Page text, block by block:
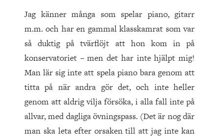
Jag känner många som spelar piano, gitarr
m.m. och har en gammal klasskamrat som var
så duktig på tvärflöjt att hon kom in på
konservatoriet – men det har inte hjälpt mig!
Man lär sig inte att spela piano bara genom att
titta på när andra gör det, och inte heller
genom att aldrig vilja försöka, i alla fall inte på
allvar, med dagliga övningspass. (Det är nog där
man ska leta efter orsaken till att jag inte kan